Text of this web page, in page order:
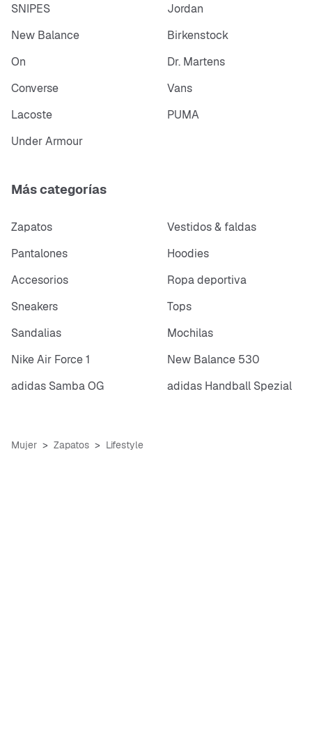
SNIPES
Jordan
New Balance
Birkenstock
On
Dr. Martens
Converse
Vans
Lacoste
PUMA
Under Armour
Más categorías
Zapatos
Vestidos & faldas
Pantalones
Hoodies
Accesorios
Ropa deportiva
Sneakers
Tops
Sandalias
Mochilas
Nike Air Force 1
New Balance 530
adidas Samba OG
adidas Handball Spezial
Mujer Zapatos Lifestyle